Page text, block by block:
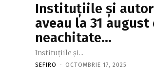
Instituţiile şi
aveau la 31
neachitate…
Instituţiile şi...
SEFIRO - OCTOMBRIE 17, 2025